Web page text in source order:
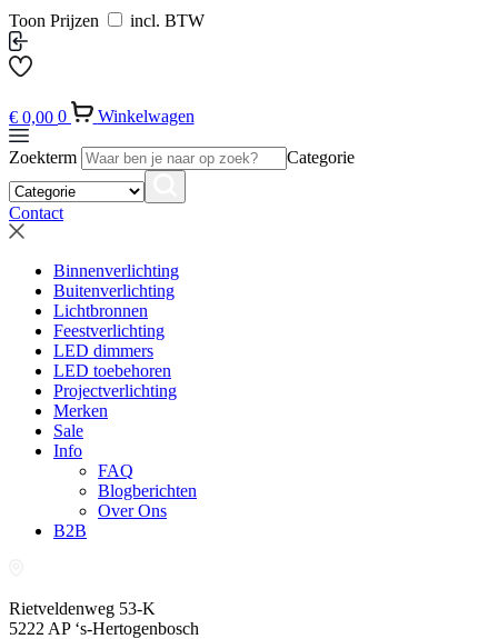
Toon Prijzen incl. BTW
€ 0,00 0 Winkelwagen
Zoekterm Categorie
Contact
Binnenverlichting
Buitenverlichting
Lichtbronnen
Feestverlichting
LED dimmers
LED toebehoren
Projectverlichting
Merken
Sale
Info
FAQ
Blogberichten
Over Ons
B2B
Rietveldenweg 53-K
5222 AP ‘s-Hertogenbosch